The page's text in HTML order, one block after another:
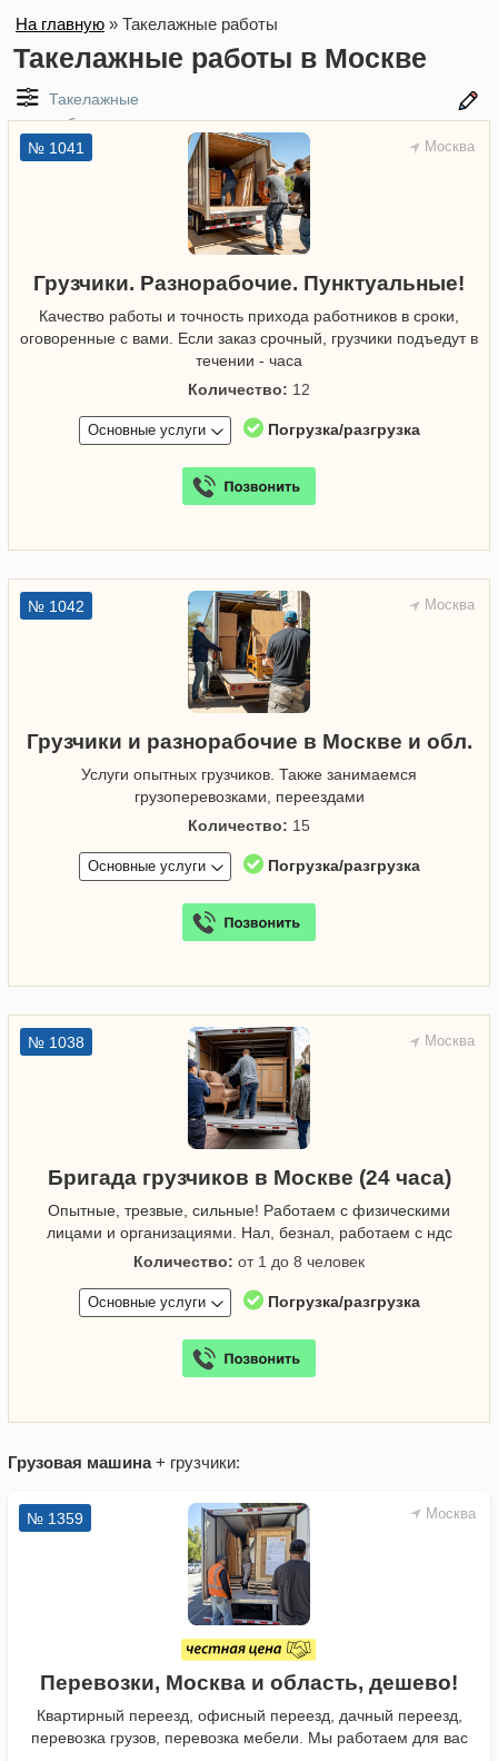
На главную » Такелажные работы
Такелажные работы в Москве
Такелажные
работы
Москва
№ 1041
Грузчики. Разнорабочие. Пунктуальные!
Качество работы и точность прихода работников в сроки,
оговоренные с вами. Если заказ срочный, грузчики подъедут в
течении - часа
Количество: 12
Основные услуги Погрузка/разгрузка
Москва
№ 1042
Грузчики и разнорабочие в Москве и обл.
Услуги опытных грузчиков. Также занимаемся
грузоперевозками, переездами
Количество: 15
Основные услуги Погрузка/разгрузка
Москва
№ 1038
Бригада грузчиков в Москве (24 часа)
Опытные, трезвые, сильные! Работаем с физическими
лицами и организациями. Нал, безнал, работаем с ндс
Количество: от 1 до 8 человек
Основные услуги Погрузка/разгрузка
Грузовая машина+ грузчики:
Москва
№ 1359
Перевозки, Москва и область, дешево!
Квартирный переезд, офисный переезд, дачный переезд,
перевозка грузов, перевозка мебели. Мы работаем для вас